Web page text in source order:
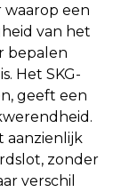
waarop een
van het
bepalen
Het SKG-
geeft een
aanzienlijk
zonder
verschil